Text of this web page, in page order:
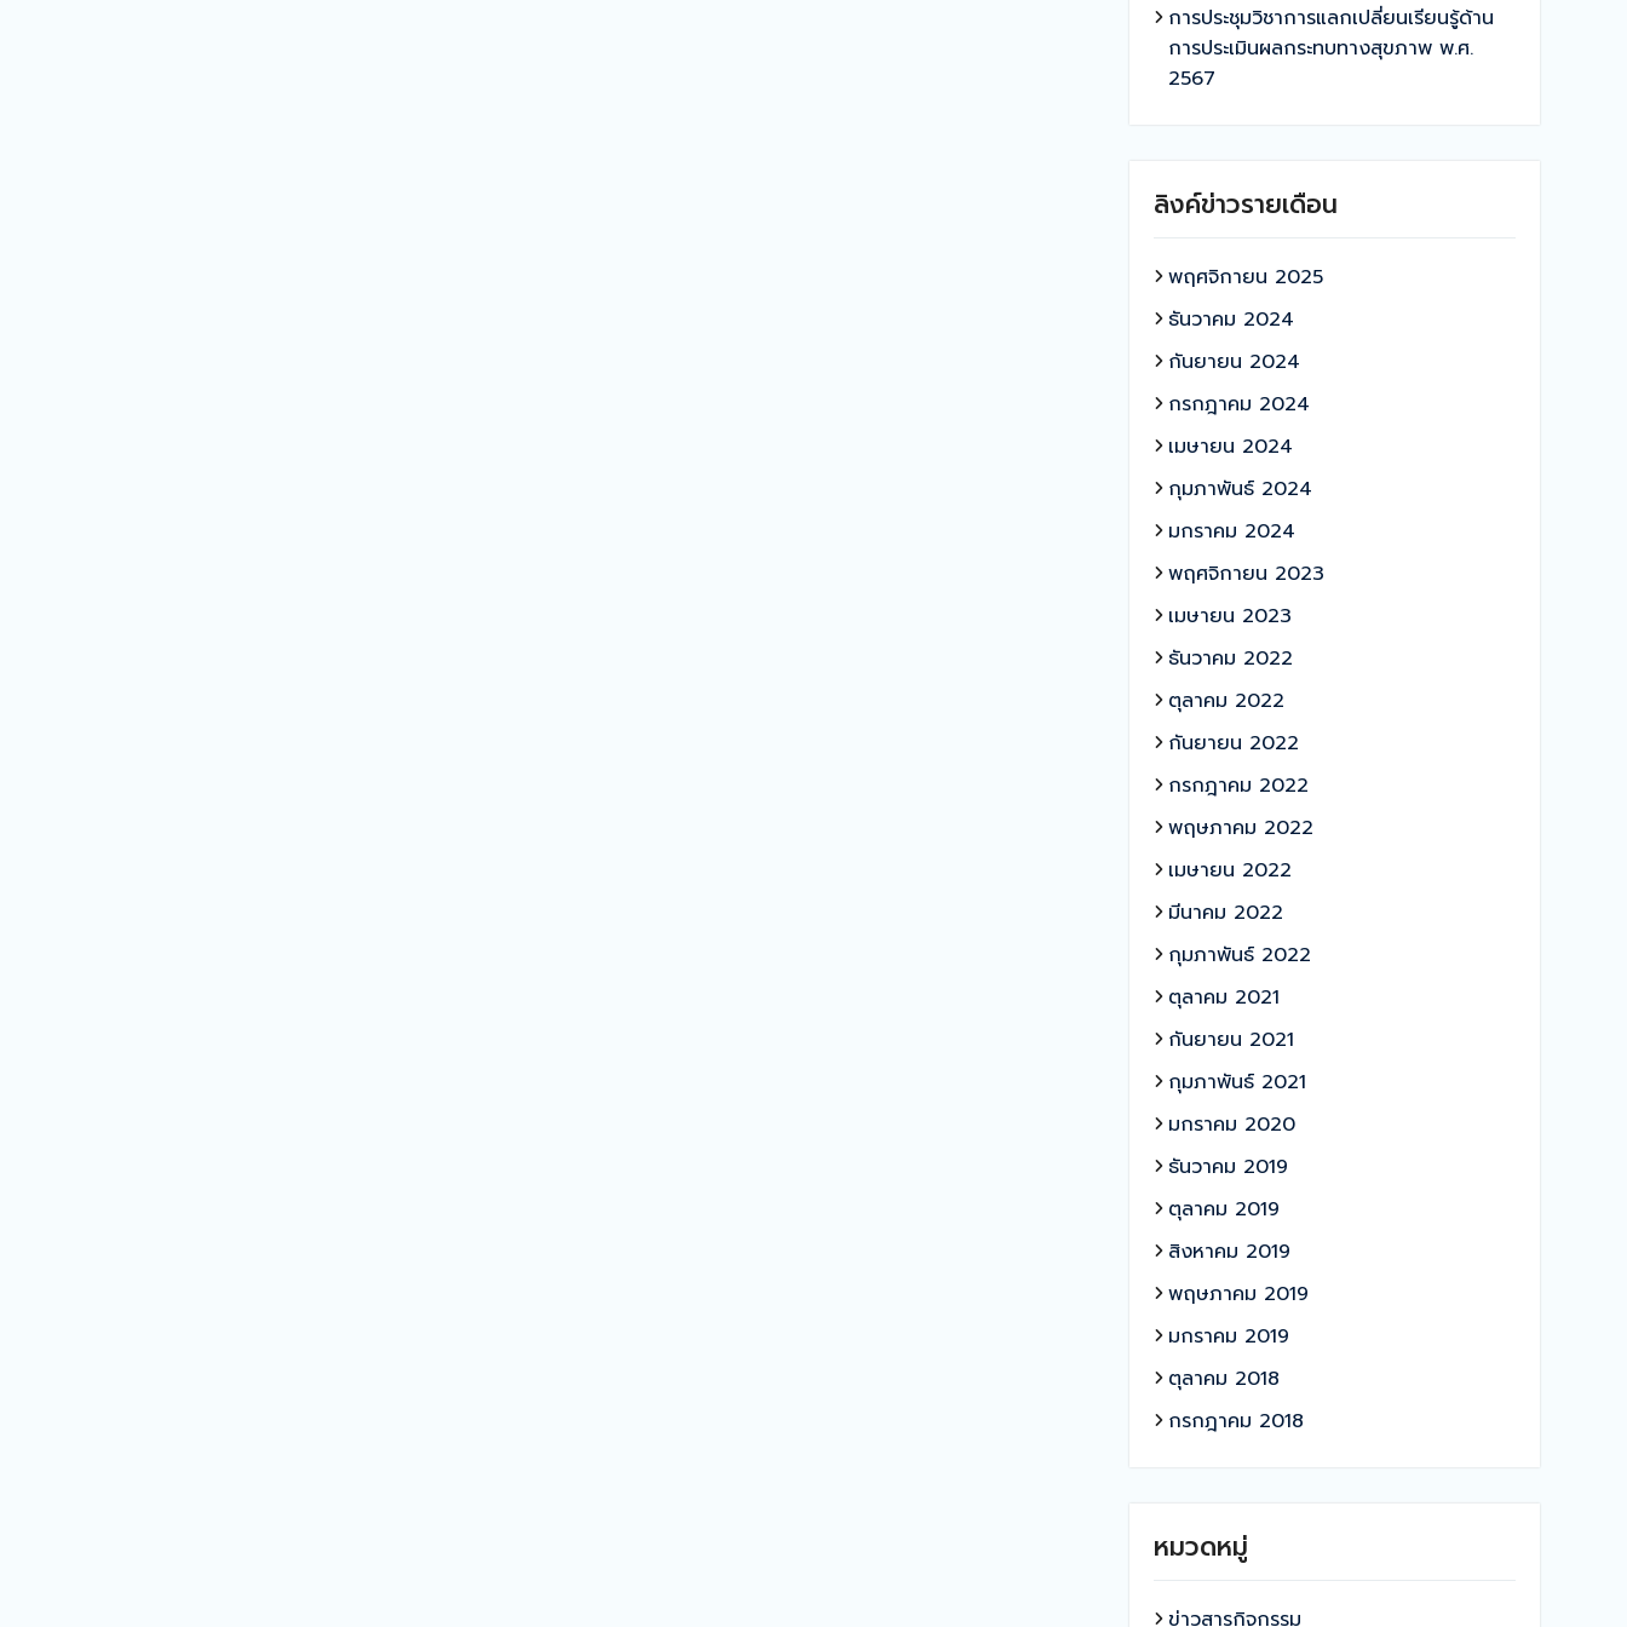
การประชุมวิชาการแลกเปลี่ยนเรียนรู้ด้าน
การประเมินผลกระทบทางสุขภาพ พ.ศ.
2567
ลิงค์ข่าวรายเดือน
พฤศจิกายน 2025
ธันวาคม 2024
กันยายน 2024
กรกฎาคม 2024
เมษายน 2024
กุมภาพันธ์ 2024
มกราคม 2024
พฤศจิกายน 2023
เมษายน 2023
ธันวาคม 2022
ตุลาคม 2022
กันยายน 2022
กรกฎาคม 2022
พฤษภาคม 2022
เมษายน 2022
มีนาคม 2022
กุมภาพันธ์ 2022
ตุลาคม 2021
กันยายน 2021
กุมภาพันธ์ 2021
มกราคม 2020
ธันวาคม 2019
ตุลาคม 2019
สิงหาคม 2019
พฤษภาคม 2019
มกราคม 2019
ตุลาคม 2018
กรกฎาคม 2018
หมวดหมู่
ข่าวสารกิจกรรม